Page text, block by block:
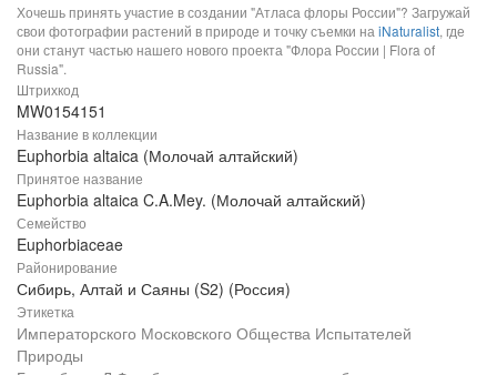
Хочешь принять участие в создании "Атласа флоры России"? Загружай
свои фотографии растений в природе и точку съемки на iNaturalist, где
они станут частью нашего нового проекта "Флора России | Flora of
Russia".
Штрихкод
MW0154151
Название в коллекции
Euphorbia altaica (Молочай алтайский)
Принятое название
Euphorbia altaica C.A.Mey. (Молочай алтайский)
Семейство
Euphorbiaceae
Районирование
Сибирь, Алтай и Саяны (S2) (Россия)
Этикетка
Императорского Московского Общества Испытателей
Природы